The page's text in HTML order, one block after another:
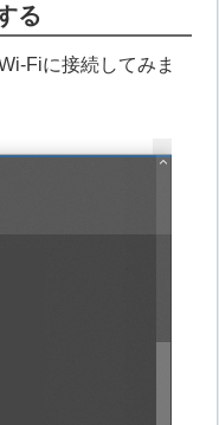
る
Fiに接続してみま